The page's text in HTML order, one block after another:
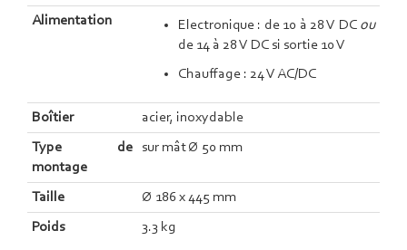
Alimentation Electronique : de 10 à 28 V DC ou
de 14 à 28 V DC si sortie 10 V
Chauffage : 24 V AC/DC
Boîtier acier, inoxydable
Type de
montage
sur mât Ø 50 mm
Taille Ø 186 x 445 mm
Poids 3.3 kg